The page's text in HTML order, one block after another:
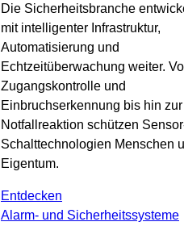
Die Sicherheitsbranche
mit intelligenter Infrastruktur,
Automatisierung und
Echtzeitüberwachung weiter.
Zugangskontrolle und
Einbruchserkennung bis hin zur
Notfallreaktion schützen
Schalttechnologien Menschen
Eigentum.
Entdecken
Alarm- und Sicherheitssysteme